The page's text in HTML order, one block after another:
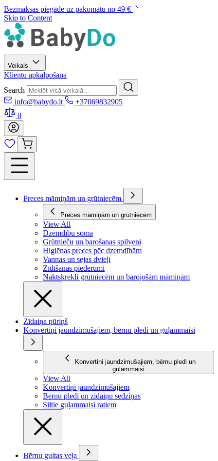
Bezmaksas piegāde uz pakomātu no 49 €
Skip to Content
Veikals
Klientu apkalpošana
Search
info@babydo.lt
+37069832905
0
Preces māmiņām un grūtniecēm
Preces māmiņām un grūtniecēm
View All
Dzemdību soma
Grūtnieču un barošanas spilveni
Higiēnas preces pēc dzemdībām
Vannas un sejas dvieļi
Zīdīšanas piederumi
Naktskrekli grūtniecēm un barojošām māmiņām
Zīdaiņa pūriņš
Konvertiņi jaundzimušajiem, bērnu pledi un guļammaisi
Konvertiņi jaundzimušajiem, bērnu pledi un
guļammaisi
View All
Konvertiņi jaundzimušajiem
Bērnu pledi un zīdaiņu sedziņas
Siltie guļammaisi ratiem
Bērnu gultas veļa